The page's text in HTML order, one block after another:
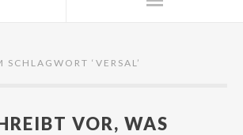
‘ VERSAL’
VOR, WAS